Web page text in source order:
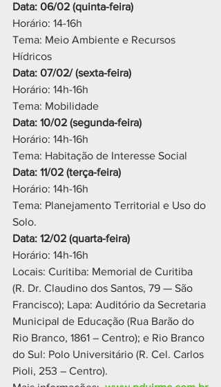
Data: 06/02 (quinta-feira)
Horário: 14-16h
Tema: Meio Ambiente e Recursos
Hídricos
Data: 07/02/ (sexta-feira)
Horário: 14h-16h
Tema: Mobilidade
Data: 10/02 (segunda-feira)
Horário: 14h-16h
Tema: Habitação de Interesse Social
Data: 11/02 (terça-feira)
Horário: 14h-16h
Tema: Planejamento Territorial e Uso do
Solo.
Data: 12/02 (quarta-feira)
Horário: 14h-16h
Locais: Curitiba: Memorial de Curitiba
(R. Dr. Claudino dos Santos, 79 — São
Francisco); Lapa: Auditório da Secretaria
Municipal de Educação (Rua Barão do
Rio Branco, 1861 – Centro); e Rio Branco
do Sul: Polo Universitário (R. Cel. Carlos
Pioli, 253 – Centro).